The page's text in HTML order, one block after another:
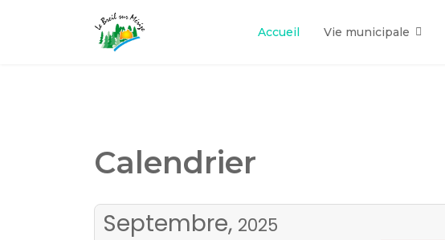
Accueil Vie municipale
Calendrier
Septembre, 2025